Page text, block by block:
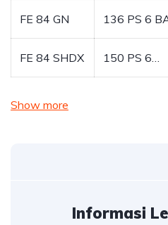
FE 84 GN 136 PS 6
FE 84 SHDX 150 PS 6…
Show more
Informasi